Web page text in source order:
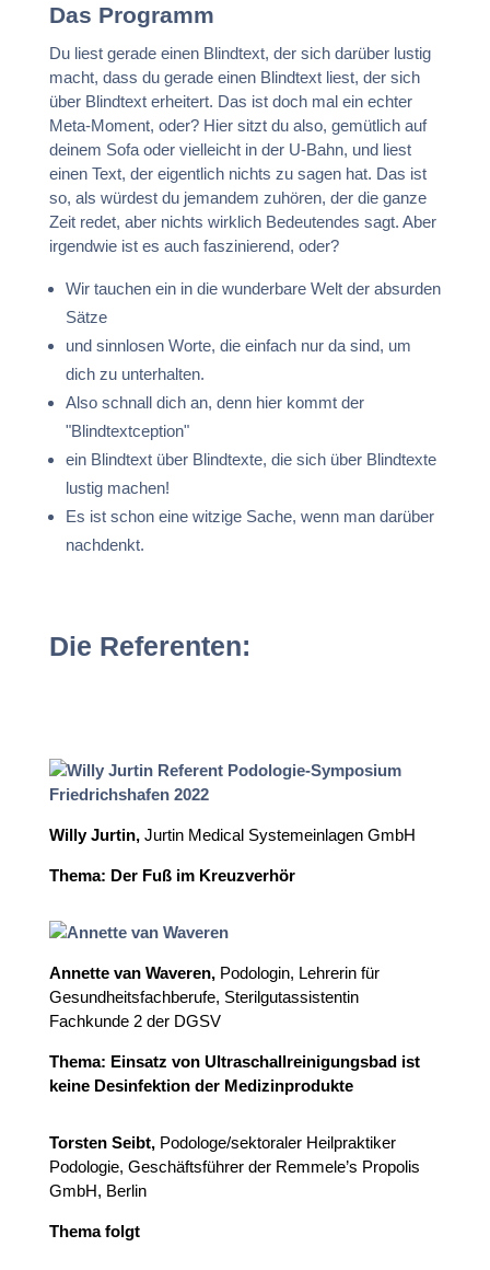
Das Programm
Du liest gerade einen Blindtext, der sich darüber lustig
macht, dass du gerade einen Blindtext liest, der sich
über Blindtext erheitert. Das ist doch mal ein echter
Meta-Moment, oder? Hier sitzt du also, gemütlich auf
deinem Sofa oder vielleicht in der U-Bahn, und liest
einen Text, der eigentlich nichts zu sagen hat. Das ist
so, als würdest du jemandem zuhören, der die ganze
Zeit redet, aber nichts wirklich Bedeutendes sagt. Aber
irgendwie ist es auch faszinierend, oder?
Wir tauchen ein in die wunderbare Welt der absurden
Sätze
und sinnlosen Worte, die einfach nur da sind, um
dich zu unterhalten.
Also schnall dich an, denn hier kommt der
"Blindtextception"
ein Blindtext über Blindtexte, die sich über Blindtexte
lustig machen!
Es ist schon eine witzige Sache, wenn man darüber
nachdenkt.
Die Referenten:
Willy Jurtin, Jurtin Medical Systemeinlagen GmbH
Thema: Der Fuß im Kreuzverhör
Annette van Waveren, Podologin, Lehrerin für
Gesundheitsfachberufe, Sterilgutassistentin
Fachkunde 2 der DGSV
Thema: Einsatz von Ultraschallreinigungsbad ist
keine Desinfektion der Medizinprodukte
Torsten Seibt, Podologe/sektoraler Heilpraktiker
Podologie, Geschäftsführer der Remmele’s Propolis
GmbH, Berlin
Thema folgt